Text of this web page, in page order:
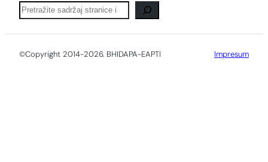
Pretraga
©Copyright 2014-2026. BHIDAPA-EAPTI Impresum